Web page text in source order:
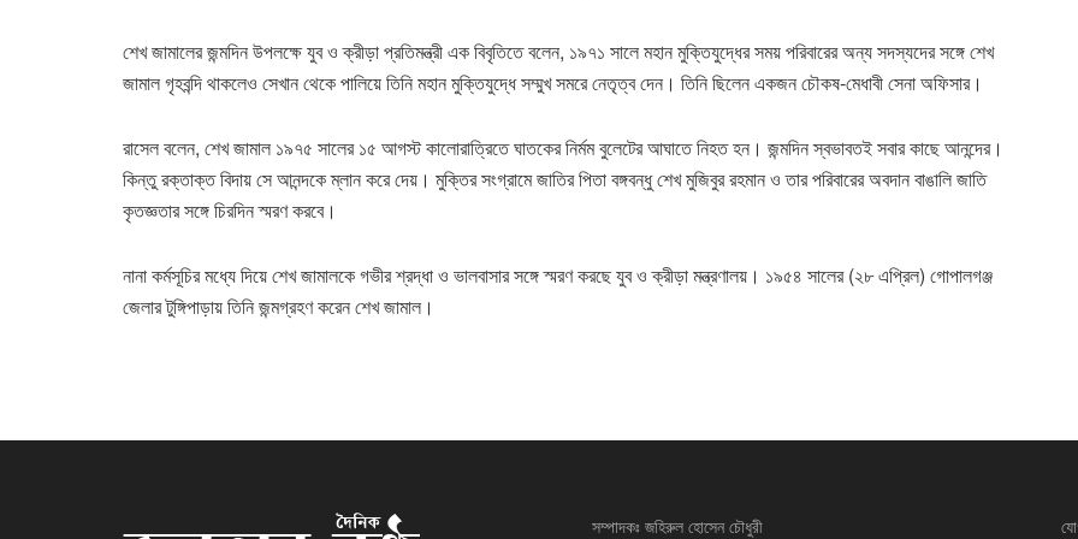
শেখ জামালের জন্মদিন উপলক্ষে যুব ও ক্রীড়া প্রতিমন্ত্রী এক বিবৃতিতে বলেন, ১৯৭১ সালে মহান মুক্তিযুদ্ধের সময় পরিবারের অন্য সদস্যদের সঙ্গে শেখ
জামাল গৃহবন্দি থাকলেও সেখান থেকে পালিয়ে তিনি মহান মুক্তিযুদ্ধে সম্মুখ সমরে নেতৃত্ব দেন। তিনি ছিলেন একজন চৌকষ-মেধাবী সেনা অফিসার।
রাসেল বলেন, শেখ জামাল ১৯৭৫ সালের ১৫ আগস্ট কালোরাত্রিতে ঘাতকের নির্মম বুলেটের আঘাতে নিহত হন। জন্মদিন স্বভাবতই সবার কাছে আনন্দের।
কিন্তু রক্তাক্ত বিদায় সে আনন্দকে ম্লান করে দেয়। মুক্তির সংগ্রামে জাতির পিতা বঙ্গবন্ধু শেখ মুজিবুর রহমান ও তার পরিবারের অবদান বাঙালি জাতি
কৃতজ্ঞতার সঙ্গে চিরদিন স্মরণ করবে।
নানা কর্মসূচির মধ্যে দিয়ে শেখ জামালকে গভীর শ্রদ্ধা ও ভালবাসার সঙ্গে স্মরণ করছে যুব ও ক্রীড়া মন্ত্রণালয়। ১৯৫৪ সালের (২৮ এপ্রিল) গোপালগঞ্জ
জেলার টুঙ্গিপাড়ায় তিনি জন্মগ্রহণ করেন শেখ জামাল।
সম্পাদকঃ জহিরুল হোসেন চৌধুরী